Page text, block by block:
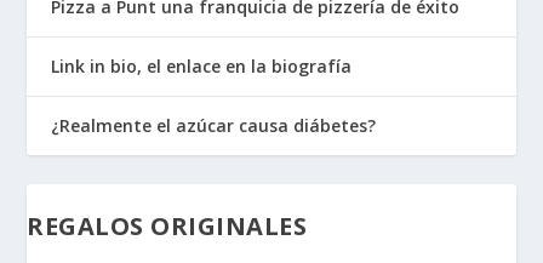
Pizza a Punt una franquicia de pizzería de éxito
Link in bio, el enlace en la biografía
¿Realmente el azúcar causa diábetes?
REGALOS ORIGINALES